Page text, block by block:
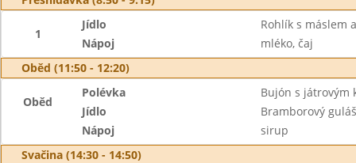
1
Jídlo
Rohlík s máslem
Nápoj
mléko, čaj
Oběd (11:50 - 12:20)
Oběd
Polévka
Bujón s játrovým
Jídlo
Bramborový guláš
Nápoj
sirup
Svačina (14:30 - 14:50)